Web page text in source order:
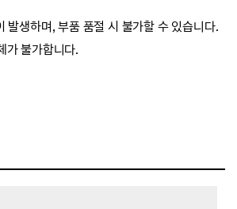
발생하며, 부품 품절 시 불가할 수 있습니다.
가 불가합니다.